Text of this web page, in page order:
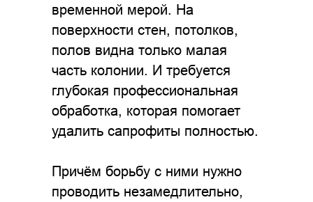
временной мерой. На
поверхности стен, потолков,
полов видна только малая
часть колонии. И требуется
глубокая профессиональная
обработка, которая помогает
удалить сапрофиты полностью.
Причём борьбу с ними нужно
проводить незамедлительно,